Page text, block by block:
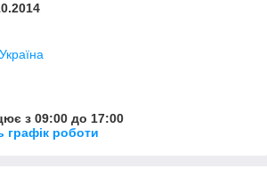
з 09:00 до 17:00
графік роботи